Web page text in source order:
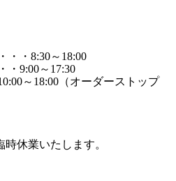
・・ 8:30～18:00
・ 9:00～17:30
～18:00 （オーダーストップ
休業いたします。